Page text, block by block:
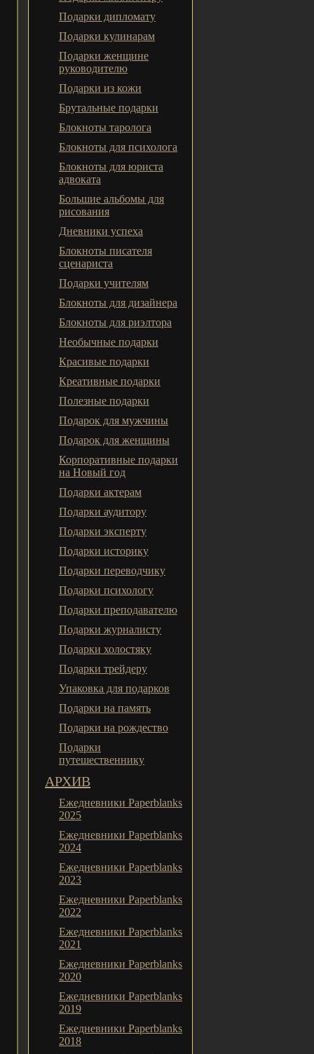
Подарки дипломату
Подарки кулинарам
Подарки женщине
руководителю
Подарки из кожи
Брутальные подарки
Блокноты таролога
Блокноты для психолога
Блокноты для юриста
адвоката
Большие альбомы для
рисования
Дневники успеха
Блокноты писателя
сценариста
Подарки учителям
Блокноты для дизайнера
Блокноты для риэлтора
Необычные подарки
Красивые подарки
Креативные подарки
Полезные подарки
Подарок для мужчины
Подарок для женщины
Корпоративные подарки
на Новый год
Подарки актерам
Подарки аудитору
Подарки эксперту
Подарки историку
Подарки переводчику
Подарки психологу
Подарки преподавателю
Подарки журналисту
Подарки холостяку
Подарки трейдеру
Упаковка для подарков
Подарки на память
Подарки на рождество
Подарки
путешественнику
АРХИВ
Ежедневники Paperblanks
2025
Ежедневники Paperblanks
2024
Ежедневники Paperblanks
2023
Ежедневники Paperblanks
2022
Ежедневники Paperblanks
2021
Ежедневники Paperblanks
2020
Ежедневники Paperblanks
2019
Ежедневники Paperblanks
2018